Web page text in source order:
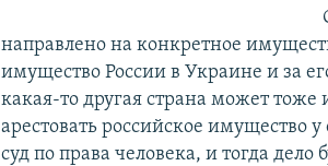
направлено на конкретное
имущество России в Украине и за
какая-то другая страна может
арестовать российское имущество
суд по права человека, и тогда